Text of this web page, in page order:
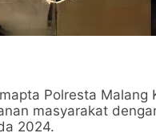
Polresta Malang
masyarakat
2024.